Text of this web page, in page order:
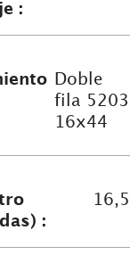
:
Doble
fila 5203
16x44
:
16,5